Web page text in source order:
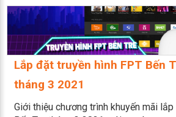
Lắp đặt truyền hình FPT Bến
tháng 3 2021
Giới thiệu chương trình khuyến mãi